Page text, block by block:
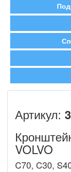
Артикул:
VOLVO
C70, C30,